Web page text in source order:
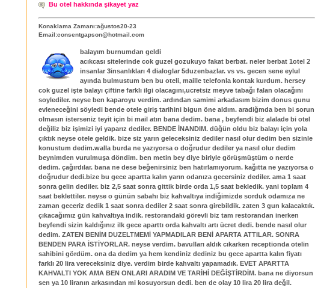
Bu otel hakkında şikayet yaz
Konaklama Zamanı:ağustos20-23
Email:consentgapson@hotmail.com
balayım burnumdan geldi
acıkcası sitelerinde cok guzel gozukuyo fakat berbat. neler berbat 1otel 2
insanlar 3insanlıkları 4 dialoglar 5duzenbazlar. vs vs. gecen sene eylul
ayında bulmustum ben bu oteli, maille telefonla kontak kurdum. hersey
cok guzel işte balayı çiftine farklı ilgi olacagını,ucretsiz meyve tabağı falan olacağını
soylediler. neyse ben kaparoyu verdim. ardından samimi arkadasım bizim donus gunu
evleneceğini söyledi bende otele giriş tarihini bigun öne aldım. aradiğmda ben bi sorun
olmasın isterseniz teyit için bi mail atın bana dedim. bana , beyfendi biz alalade bi otel
değiliz biz işimizi iyi yaparız dediler. BENDE İNANDIM. düğün oldu biz balayı için yola
çıktık neyse otele geldik. bize siz yarın geleceksiniz dediler nasıl olur dedim ben sizinle
konustum dedim.walla burda ne yazıyorsa o doğrudur dediler ya nasıl olur dedim
beynimden vurulmuşa döndim. ben metin bey diye biriyle görüşmüştüm o nerde
dedim. çağırdılar. bana ne dese beğenirsiniz ben hatırlamıyorum. kağıtta ne yazıyorsa o
doğrudur dedi.bize bu gece apartta kalın yarın odanıza gecersiniz dediler. ama 1 saat
sonra gelin dediler. biz 2,5 saat sonra gittik birde orda 1,5 saat bekledik. yani toplam 4
saat beklettiler. neyse o günün sabahı biz kahvaltıya indiğimizde sorduk odamıza ne
zaman geceriz dedik 1 saat sonra dediler 2 saat sonra girebildik. zaten 3 gun kalacaktık.
çıkacağımız gün kahvaltıya indik. restorandaki görevli biz tam restorandan inerken
beyfendi sizin kaldığınız ilk gece aparttı orda kahvaltı artı ücret dedi. bende nasıl olur
dedim. ZATEN BENİM DUZELTMEMİ YAPMADILAR BENİ APARTA ATTILAR. SONRA
BENDEN PARA İSTİYORLAR. neyse verdim. bavulları aldık cıkarken receptionda otelin
sahibini gördüm. ona da dedim ya hem kendiniz dediniz bu gece apartta kalın fiyatı
farklı 20 lira vereceksiniz diye. verdim birde kahvaltı yapamadık. EVET APARTTA
KAHVALTI YOK AMA BEN ONLARI ARADIM VE TARİHİ DEĞİŞTİRDİM. bana ne diyorsun
sen ya 10 liranın arkasından mi kosuyorsun dedi. ben de olay 10 lira 20 lira değil.